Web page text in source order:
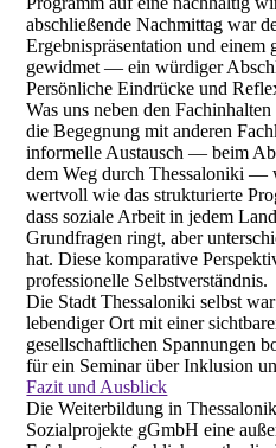
abschließende Nachmittag war
Ergebnispräsentation und einem
gewidmet — ein würdiger
Persönliche Eindrücke und
Was uns neben den
die Begegnung mit anderen
informelle Austausch — beim
dem Weg durch Thessaloniki —
wertvoll wie das strukturierte
dass soziale Arbeit in jedem
Grundfragen ringt, aber
hat. Diese komparative
professionelle Selbstverständnis.
Die Stadt Thessaloniki selbst
lebendiger Ort mit einer
gesellschaftlichen Spannungen
für ein Seminar über Inklusion
Fazit und Ausblick
Die Weiterbildung in
Sozialprojekte gGmbH eine